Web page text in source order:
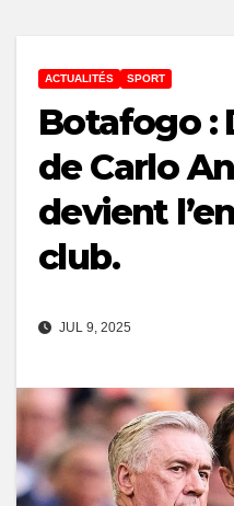
ACTUALITÉS SPORT
Botafogo :
de Carlo
devient
club.
JUL 9, 2025